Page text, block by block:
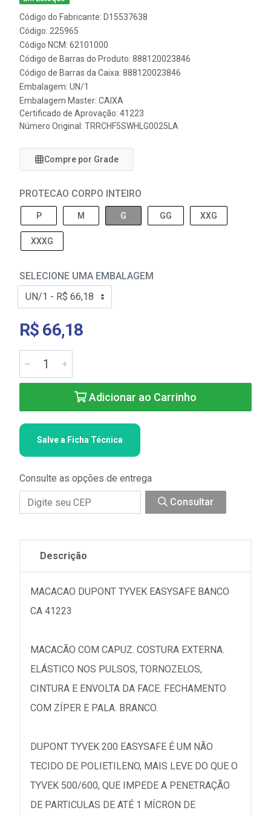
Código do Fabricante: D15537638
Código: 225965
Código NCM: 62101000
Código de Barras do Produto: 888120023846
Código de Barras da Caixa: 888120023846
Embalagem: UN/1
Embalagem Master: CAIXA
Certificado de Aprovação: 41223
Número Original: TRRCHF5SWHLG0025LA
Compre por Grade
PROTECAO CORPO INTEIRO
P M G GG XXG
XXXG
SELECIONE UMA EMBALAGEM
R$ 66,18
Adicionar ao Carrinho
Salve a Ficha Técnica
Consulte as opções de entrega
Consultar
Descrição
MACACAO DUPONT TYVEK EASYSAFE BANCO
CA 41223
MACACÃO COM CAPUZ. COSTURA EXTERNA.
ELÁSTICO NOS PULSOS, TORNOZELOS,
CINTURA E ENVOLTA DA FACE. FECHAMENTO
COM ZÍPER E PALA. BRANCO.
DUPONT TYVEK 200 EASYSAFE É UM NÃO
TECIDO DE POLIETILENO, MAIS LEVE DO QUE O
TYVEK 500/600, QUE IMPEDE A PENETRAÇÃO
DE PARTICULAS DE ATÉ 1 MÍCRON DE